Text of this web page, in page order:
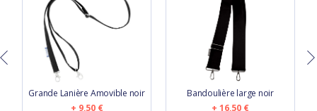
Grande Lanière Amovible noir
9,50 €
Bandoulière large noir
16,50 €